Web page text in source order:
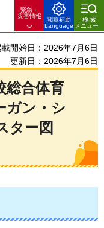
緊急・
災害情報
閲覧補助
Language
検索
メニュー
載開始日：2026年7月6日
更新日：2026年7月6日
総合体育
ガン・シ
ター図